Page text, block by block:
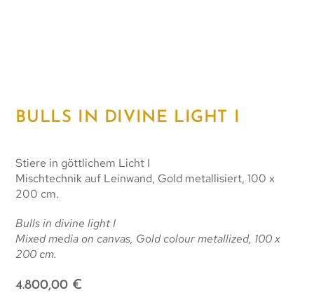
BULLS IN DIVINE LIGHT I
Stiere in göttlichem Licht I
Mischtechnik auf Leinwand, Gold metallisiert, 100 x
200 cm.
Bulls in divine light I
Mixed media on canvas, Gold colour metallized, 100 x
200 cm.
4.800,00 €